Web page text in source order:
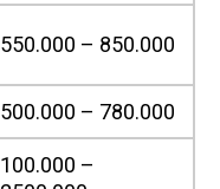
550.000 – 850.000
500.000 – 780.000
100.000 –